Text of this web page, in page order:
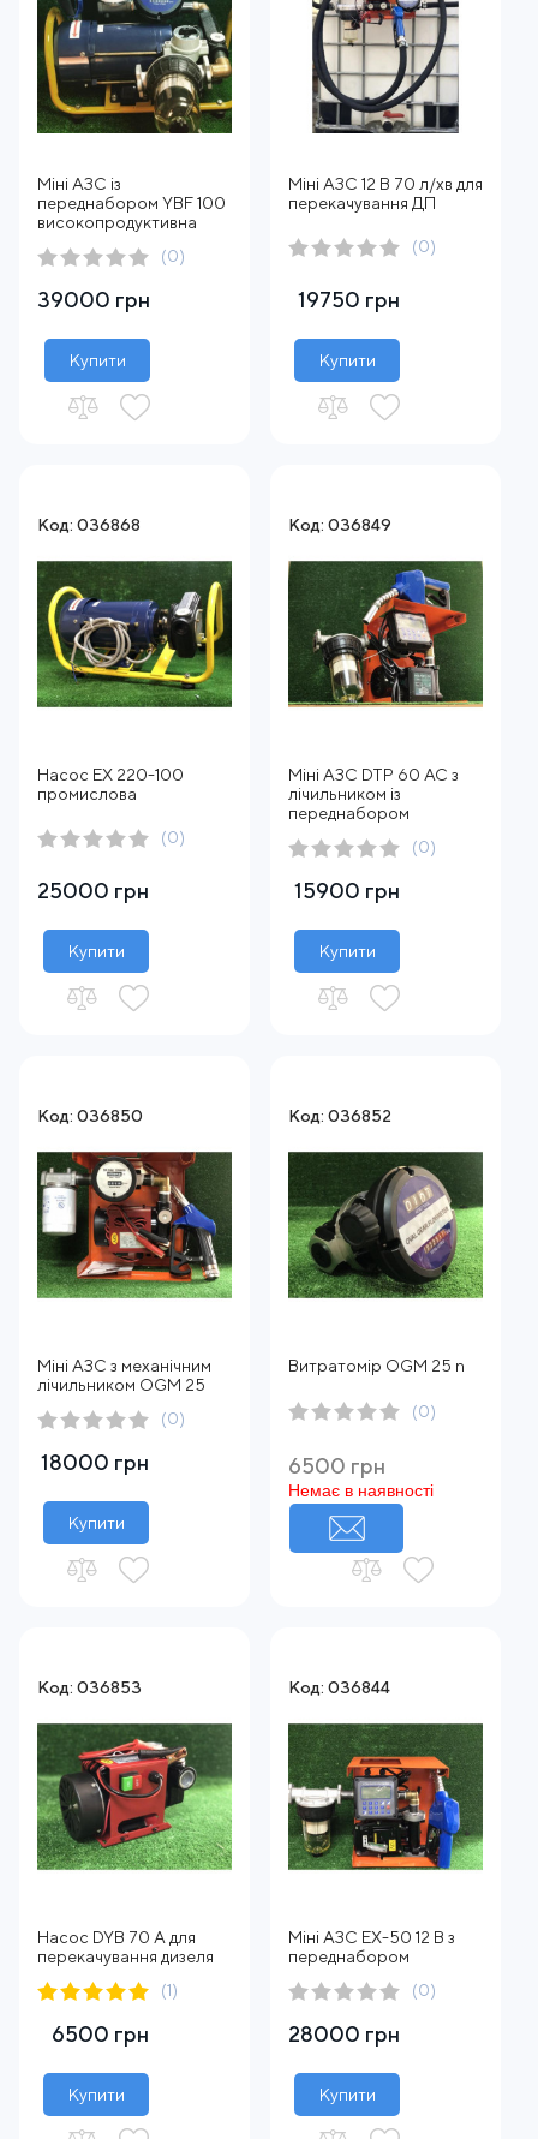
Міні АЗС із
переднабором YBF 100
високопродуктивна
(0)
39000 грн
Купити
Міні АЗС 12 В 70 л/хв для
перекачування ДП
(0)
19750 грн
Купити
Код: 036868
Насос EX 220-100
промислова
(0)
25000 грн
Купити
Код: 036849
Міні АЗС DTP 60 AC з
лічильником із
переднабором
(0)
15900 грн
Купити
Код: 036850
Міні АЗС з механічним
лічильником OGM 25
(0)
18000 грн
Купити
Код: 036852
Витратомір OGM 25 n
(0)
6500 грн
Немає в наявності
Код: 036853
Насос DYB 70 А для
перекачування дизеля
(1)
6500 грн
Купити
Код: 036844
Міні АЗС EX-50 12 В з
переднабором
(0)
28000 грн
Купити